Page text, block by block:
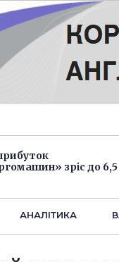
зріс до
АНАЛIТИКА